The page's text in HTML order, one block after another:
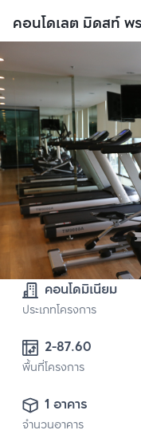
คอนโดเลต มิดสท์ พ
คอนโดมิเนียม
ประเภทโครงการ
พื้นที่โครงการ
1 อาคาร
จำนวนอาคาร